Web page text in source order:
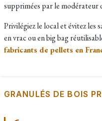
supprimées par le modérateur
Privilégiez le local et évitez les
en vrac ou en big bag
fabricants de pellets en
GRANULÉS DE BOIS